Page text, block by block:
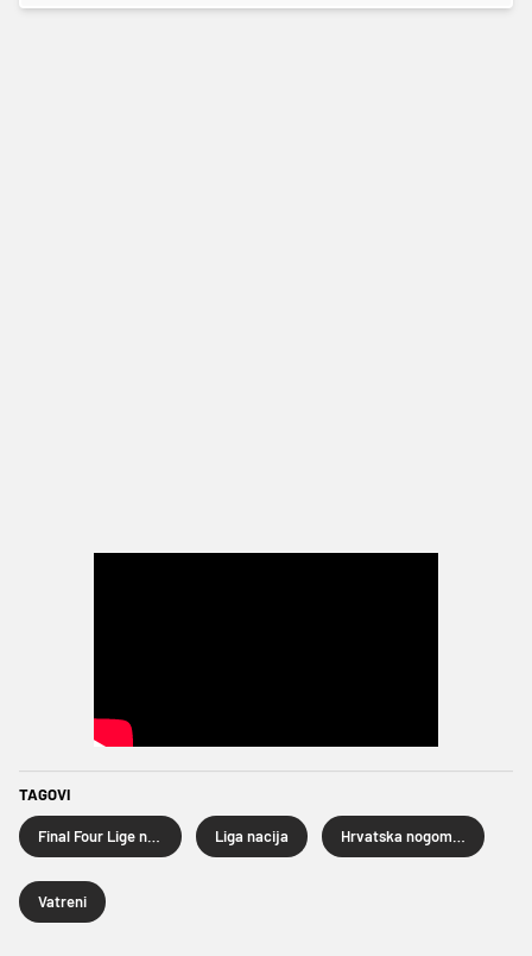
TAGOVI
Final Four Lige nacija 2023 Liga nacija Hrvatska nogometna reprezentacija
Vatreni